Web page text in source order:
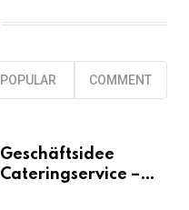
POPULAR COMMENT
Geschäftsidee
Cateringservice –